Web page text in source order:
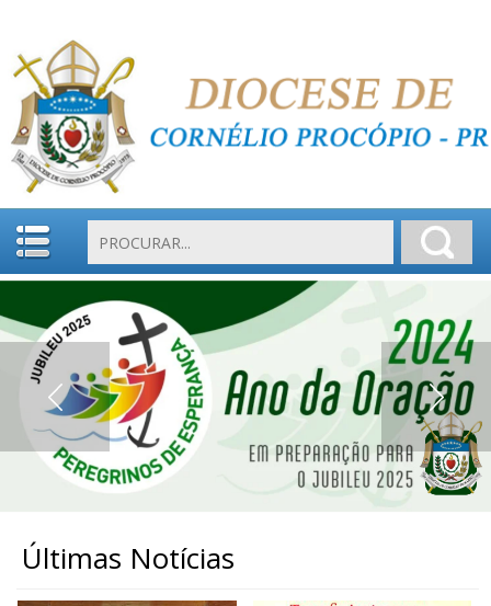
Últimas Notícias